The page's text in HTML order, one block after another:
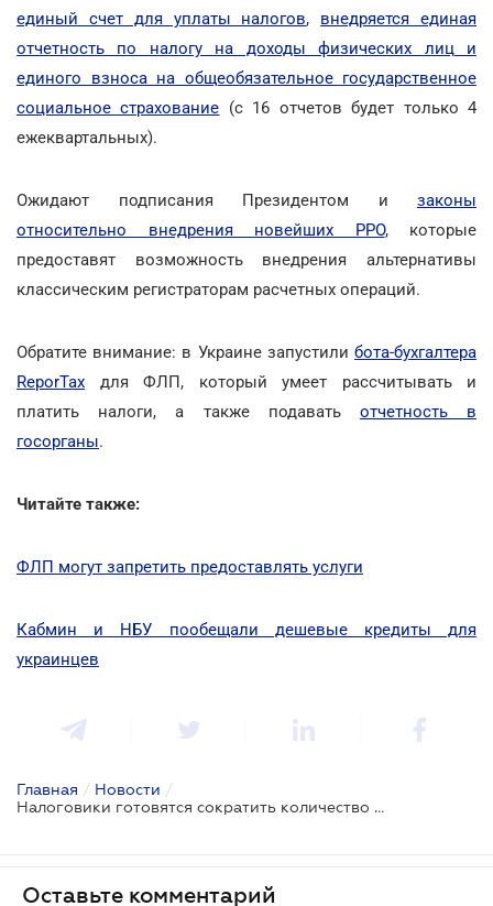
единый счет для уплаты налогов, внедряется единая
отчетность по налогу на доходы физических лиц и
единого взноса на общеобязательное государственное
социальное страхование (с 16 отчетов будет только 4
ежеквартальных).
Ожидают подписания Президентом и законы
относительно внедрения новейших РРО, которые
предоставят возможность внедрения альтернативы
классическим регистраторам расчетных операций.
Обратите внимание: в Украине запустили бота-бухгалтера
ReporTax для ФЛП, который умеет рассчитывать и
платить налоги, а также подавать отчетность в
госорганы.
Читайте также:
ФЛП могут запретить предоставлять услуги
Кабмин и НБУ пообещали дешевые кредиты для
украинцев
Главная / Новости /
Налоговики готовятся сократить количество проверок
Оставьте комментарий